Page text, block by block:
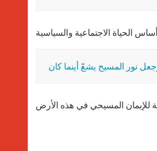
الحياة الاجتماعية والسياسية
نور المسيح يشعّ أينما كان
للإيمان المسيحي في هذه الأرض